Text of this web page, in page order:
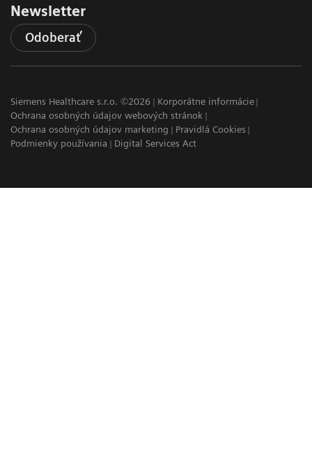
Newsletter
Odoberať
Siemens Healthcare s.r.o. ©2026
Korporátne informácie
Ochrana osobných údajov webových stránok
Ochrana osobných údajov marketing
Pravidlá Cookies
Podmienky používania
Digital Services Act